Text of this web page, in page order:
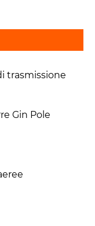
trasmissione
Gin Pole